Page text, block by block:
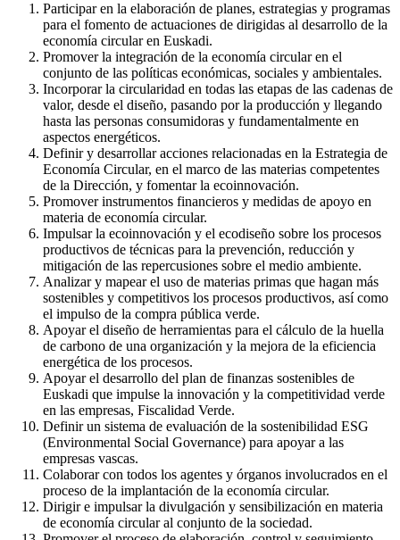
Participar en la elaboración de planes, estrategias y programas
para el fomento de actuaciones de dirigidas al desarrollo de la
economía circular en Euskadi.
Promover la integración de la economía circular en el
conjunto de las políticas económicas, sociales y ambientales.
Incorporar la circularidad en todas las etapas de las cadenas de
valor, desde el diseño, pasando por la producción y llegando
hasta las personas consumidoras y fundamentalmente en
aspectos energéticos.
Definir y desarrollar acciones relacionadas en la Estrategia de
Economía Circular, en el marco de las materias competentes
de la Dirección, y fomentar la ecoinnovación.
Promover instrumentos financieros y medidas de apoyo en
materia de economía circular.
Impulsar la ecoinnovación y el ecodiseño sobre los procesos
productivos de técnicas para la prevención, reducción y
mitigación de las repercusiones sobre el medio ambiente.
Analizar y mapear el uso de materias primas que hagan más
sostenibles y competitivos los procesos productivos, así como
el impulso de la compra pública verde.
Apoyar el diseño de herramientas para el cálculo de la huella
de carbono de una organización y la mejora de la eficiencia
energética de los procesos.
Apoyar el desarrollo del plan de finanzas sostenibles de
Euskadi que impulse la innovación y la competitividad verde
en las empresas, Fiscalidad Verde.
Definir un sistema de evaluación de la sostenibilidad ESG
(Environmental Social Governance) para apoyar a las
empresas vascas.
Colaborar con todos los agentes y órganos involucrados en el
proceso de la implantación de la economía circular.
Dirigir e impulsar la divulgación y sensibilización en materia
de economía circular al conjunto de la sociedad.